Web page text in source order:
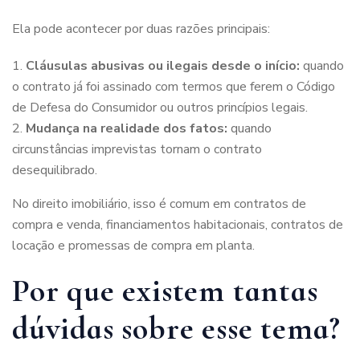
Ela pode acontecer por duas razões principais:
Cláusulas abusivas ou ilegais desde o início: quando
o contrato já foi assinado com termos que ferem o Código
de Defesa do Consumidor ou outros princípios legais.
Mudança na realidade dos fatos: quando
circunstâncias imprevistas tornam o contrato
desequilibrado.
No direito imobiliário, isso é comum em contratos de
compra e venda, financiamentos habitacionais, contratos de
locação e promessas de compra em planta.
Por que existem tantas
dúvidas sobre esse tema?